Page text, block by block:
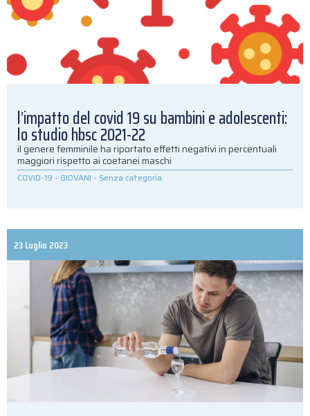
l’impatto del covid 19 su bambini e adolescenti:
lo studio hbsc 2021-22
il genere femminile ha riportato effetti negativi in percentuali
maggiori rispetto ai coetanei maschi
COVID-19 - GIOVANI - Senza categoria
23 Luglio 2023